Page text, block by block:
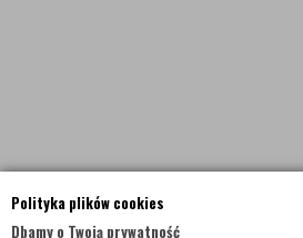
Polityka plików cookies
Dbamy o Twoją prywatność